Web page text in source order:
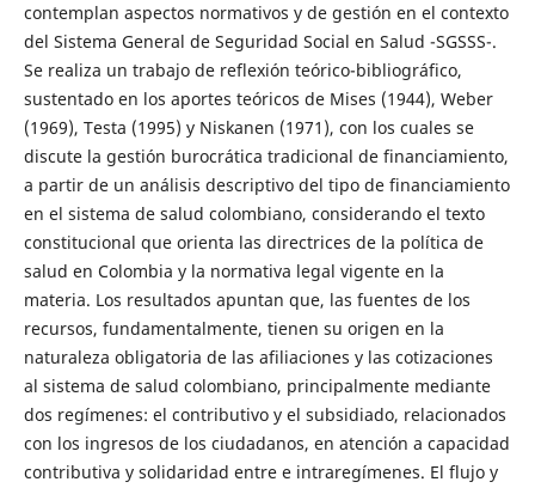
contemplan aspectos normativos y de gestión en el contexto
del Sistema General de Seguridad Social en Salud -SGSSS-.
Se realiza un trabajo de reflexión teórico-bibliográfico,
sustentado en los aportes teóricos de Mises (1944), Weber
(1969), Testa (1995) y Niskanen (1971), con los cuales se
discute la gestión burocrática tradicional de financiamiento,
a partir de un análisis descriptivo del tipo de financiamiento
en el sistema de salud colombiano, considerando el texto
constitucional que orienta las directrices de la política de
salud en Colombia y la normativa legal vigente en la
materia. Los resultados apuntan que, las fuentes de los
recursos, fundamentalmente, tienen su origen en la
naturaleza obligatoria de las afiliaciones y las cotizaciones
al sistema de salud colombiano, principalmente mediante
dos regímenes: el contributivo y el subsidiado, relacionados
con los ingresos de los ciudadanos, en atención a capacidad
contributiva y solidaridad entre e intraregímenes. El flujo y